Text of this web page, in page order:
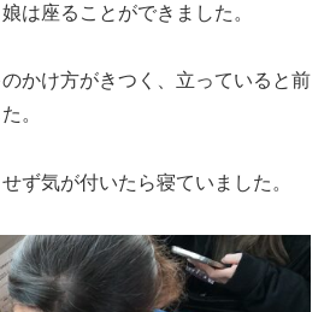
は座ることができました。
かけ方がきつく、立っていると前
。
ず気が付いたら寝ていました。